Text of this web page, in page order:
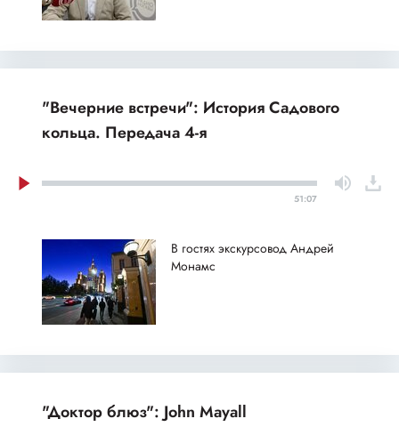
"Вечерние встречи": История Садового
кольца. Передача 4-я
51:07
В гостях экскурсовод Андрей
Монамс
"Доктор блюз": John Mayall